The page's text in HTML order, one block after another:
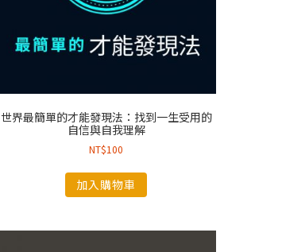
世界最簡單的才能發現法：找到一生受用的
自信與自我理解
NT$100
加入購物車